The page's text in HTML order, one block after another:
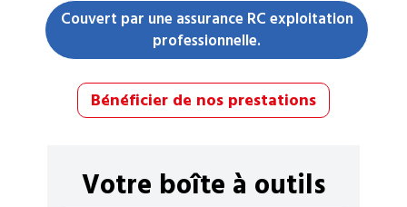
Couvert par une assurance RC exploitation
professionnelle.
Bénéficier de nos prestations
Votre boîte à outils